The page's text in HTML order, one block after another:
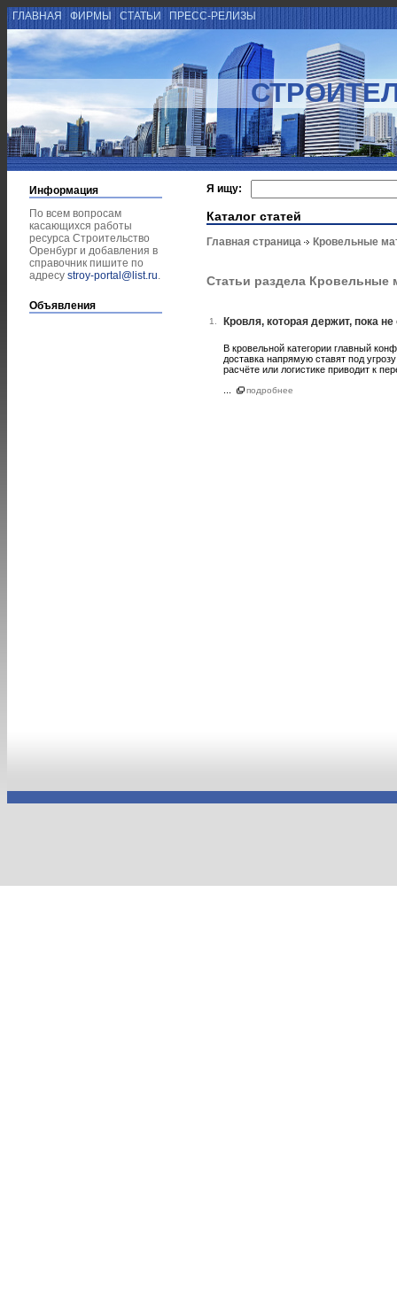
ГЛАВНАЯ ФИРМЫ СТАТЬИ ПРЕСС-РЕЛИЗЫ
Информация
По всем вопросам
касающихся работы
ресурса Строительство
Оренбург и добавления в
справочник пишите по
адресу stroy-portal@list.ru.
Объявления
Я ищу:
Каталог статей
Главная страница Кровельные
Статьи раздела Кровельные
1. Кровля, которая держит, пока
В кровельной категории главный
доставка напрямую ставят под
расчёте или логистике приводит к
подробнее